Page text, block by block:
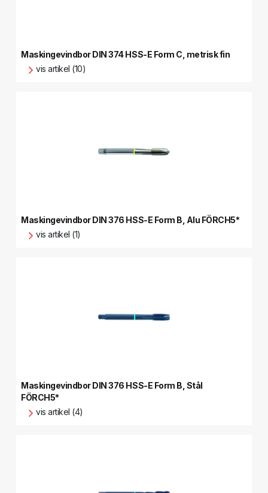
Maskingevindbor DIN 374 HSS-E Form C, metrisk fin
vis artikel (10)
Maskingevindbor DIN 376 HSS-E Form B, Alu FÖRCH5*
vis artikel (1)
Maskingevindbor DIN 376 HSS-E Form B, Stål
FÖRCH5*
vis artikel (4)